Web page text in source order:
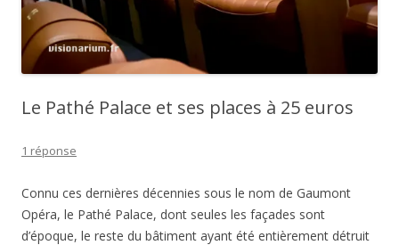
Le Pathé Palace et ses places à 25 euros
1 réponse
Connu ces dernières décennies sous le nom de Gaumont
Opéra, le Pathé Palace, dont seules les façades sont
d’époque, le reste du bâtiment ayant été entièrement détruit